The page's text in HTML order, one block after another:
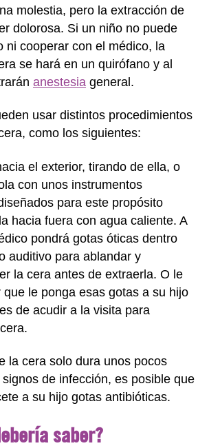
molestia, pero la extracción de
dolorosa. Si un niño no puede
ni cooperar con el médico, la
se hará en un quirófano y al
anestesia general.
usar distintos procedimientos
como los siguientes:
el exterior, tirando de ella, o
con unos instrumentos
para este propósito
hacia fuera con agua caliente. A
pondrá gotas óticas dentro
auditivo para ablandar y
la cera antes de extraerla. O le
que le ponga esas gotas a su hijo
de acudir a la visita para
la cera solo dura unos pocos
de infección, es posible que
a su hijo gotas antibióticas.
saber?